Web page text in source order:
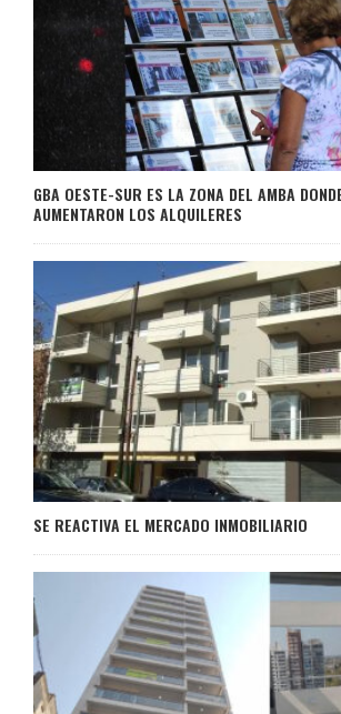
GBA OESTE-SUR ES LA ZONA DEL AMBA
AUMENTARON LOS ALQUILERES
SE REACTIVA EL MERCADO INMOBILIARIO